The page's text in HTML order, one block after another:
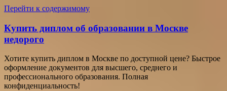
Перейти к содержимому
Купить диплом об образовании в Москве
недорого
Хотите купить диплом в Москве по доступной цене? Быстрое
оформление документов для высшего, среднего и
профессионального образования. Полная
конфиденциальность!